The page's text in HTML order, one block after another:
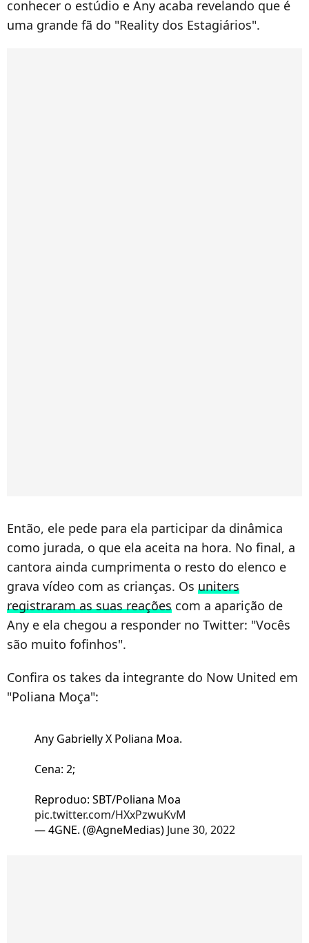
conhecer o estúdio e Any acaba revelando que é
uma grande fã do "Reality dos Estagiários".
Então, ele pede para ela participar da dinâmica
como jurada, o que ela aceita na hora. No final, a
cantora ainda cumprimenta o resto do elenco e
grava vídeo com as crianças. Os uniters
registraram as suas reações com a aparição de
Any e ela chegou a responder no Twitter: "Vocês
são muito fofinhos".
Confira os takes da integrante do Now United em
"Poliana Moça":
Any Gabrielly X Poliana Moa.
Cena: 2;
Reproduo: SBT/Poliana Moa
pic.twitter.com/HXxPzwuKvM
— 4GNE. (@AgneMedias) June 30, 2022